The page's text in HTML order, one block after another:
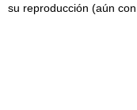
su reproducción (aún con